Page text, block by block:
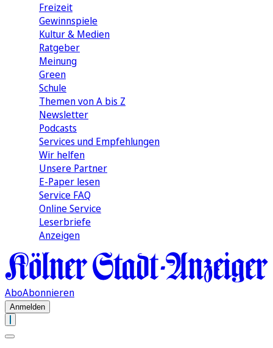
Freizeit
Gewinnspiele
Kultur & Medien
Ratgeber
Meinung
Green
Schule
Themen von A bis Z
Newsletter
Podcasts
Services und Empfehlungen
Wir helfen
Unsere Partner
E-Paper lesen
Service FAQ
Online Service
Leserbriefe
Anzeigen
AboAbonnieren
Anmelden